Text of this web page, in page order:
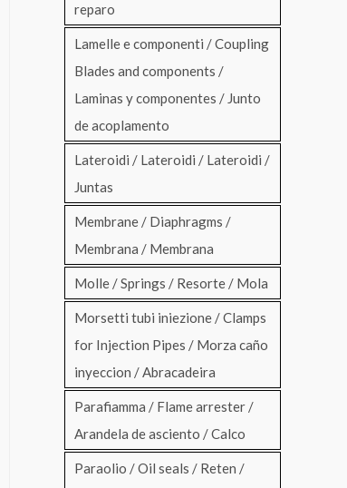
reparo
Lamelle e componenti / Coupling
Blades and components /
Laminas y componentes / Junto
de acoplamento
Lateroidi / Lateroidi / Lateroidi /
Juntas
Membrane / Diaphragms /
Membrana / Membrana
Molle / Springs / Resorte / Mola
Morsetti tubi iniezione / Clamps
for Injection Pipes / Morza caño
inyeccion / Abracadeira
Parafiamma / Flame arrester /
Arandela de asciento / Calco
Paraolio / Oil seals / Reten /